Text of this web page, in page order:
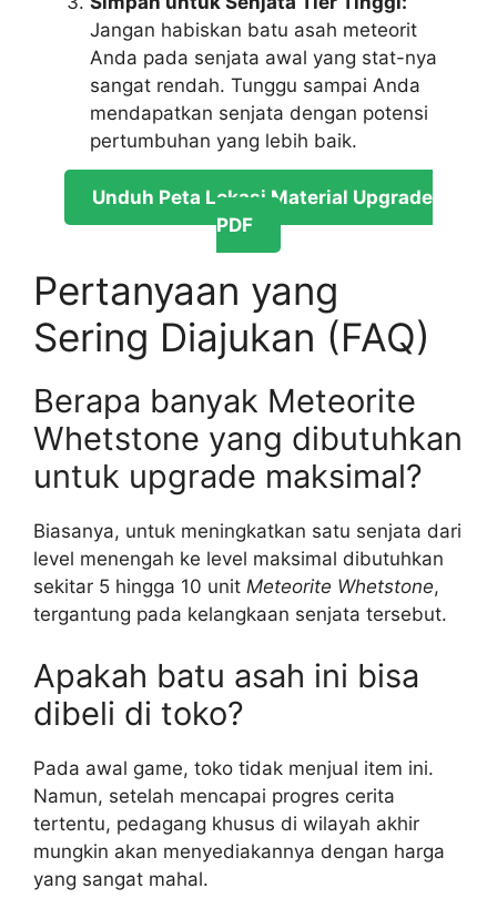
Jangan habiskan batu asah meteorit
Anda pada senjata awal yang stat-nya
sangat rendah. Tunggu sampai Anda
mendapatkan senjata dengan potensi
pertumbuhan yang lebih baik.
Unduh Peta Lokasi Material Upgrade
PDF
Pertanyaan yang
Sering Diajukan (FAQ)
Berapa banyak Meteorite
Whetstone yang dibutuhkan
untuk upgrade maksimal?
Biasanya, untuk meningkatkan satu senjata dari
level menengah ke level maksimal dibutuhkan
sekitar 5 hingga 10 unit Meteorite Whetstone,
tergantung pada kelangkaan senjata tersebut.
Apakah batu asah ini bisa
dibeli di toko?
Pada awal game, toko tidak menjual item ini.
Namun, setelah mencapai progres cerita
tertentu, pedagang khusus di wilayah akhir
mungkin akan menyediakannya dengan harga
yang sangat mahal.